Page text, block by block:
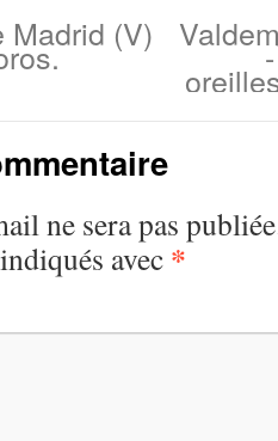
Madrid (V)
ne sera pas
avec *